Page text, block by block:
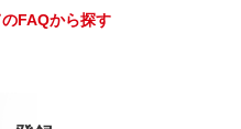
FAQから探す